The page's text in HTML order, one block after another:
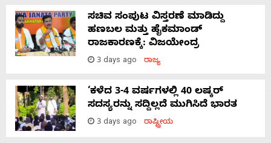
ಸಚಿವ ಸಂಪುಟ ವಿಸ್ತರಣೆ ಮಾಡಿದ್ದು
ಹಣಬಲ ಮತ್ತು ಹೈಕಮಾಂಡ್
ರಾಜಕಾರಣಕ್ಕೆ: ವಿಜಯೇಂದ್ರ
3 days ago ರಾಜ್ಯ
‘ಕಳೆದ 3-4 ವರ್ಷಗಳಲ್ಲಿ 40 ಲಷ್ಕರ್
ಸದಸ್ಯರನ್ನು ಸದ್ದಿಲ್ಲದೆ ಮುಗಿಸಿದೆ ಭಾರತ
3 days ago ರಾಷ್ಟ್ರೀಯ